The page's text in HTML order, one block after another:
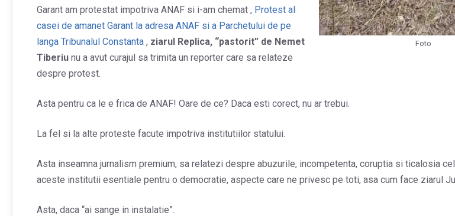
Foto
Garant am protestat impotriva ANAF si i-am chemat , Protest al
casei de amanet Garant la adresa ANAF si a Parchetului de pe
langa Tribunalul Constanta , ziarul Replica, “pastorit” de Nemet
Tiberiu nu a avut curajul sa trimita un reporter care sa relateze
despre protest.
Asta pentru ca le e frica de ANAF! Oare de ce? Daca esti corect, nu ar trebui.
La fel si la alte proteste facute impotriva institutiilor statului.
Asta inseamna jurnalism premium, sa relatezi despre abuzurile, incompetenta, coruptia si ticalosia
aceste institutii esentiale pentru o democratie, aspecte care ne privesc pe toti, asa cum face ziarul
Asta, daca “ai sange in instalatie”.